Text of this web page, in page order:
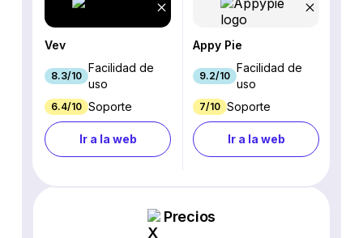
Vev
8.3/10
Facilidad de
uso
6.4/10 Soporte
Ir a la web
Appy Pie
9.2/10
Facilidad de
uso
7/10 Soporte
Ir a la web
Precios